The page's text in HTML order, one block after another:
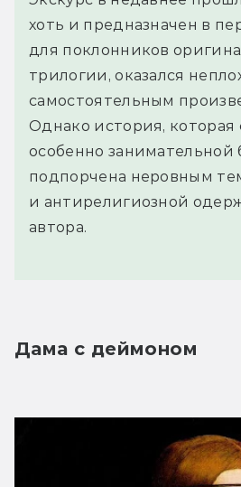
хоть и предназначен в
для поклонников
трилогии, оказался
самостоятельным
Однако история, которая
особенно занимательной
подпорчена неровным
и антирелигиозной
автора.
Дама с деймоном